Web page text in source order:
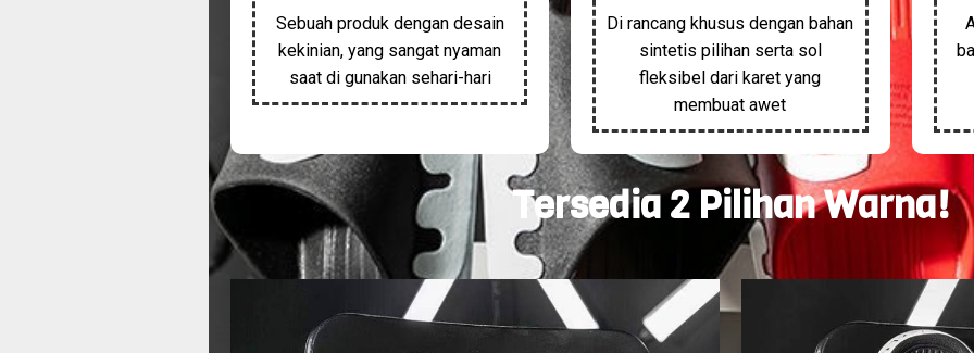
Sebuah produk dengan desain
kekinian, yang sangat nyaman
saat di gunakan sehari-hari
Di rancang khusus dengan bahan
sintetis pilihan serta sol
fleksibel dari karet yang
membuat awet
Tersedia 2 Pilihan Warna!